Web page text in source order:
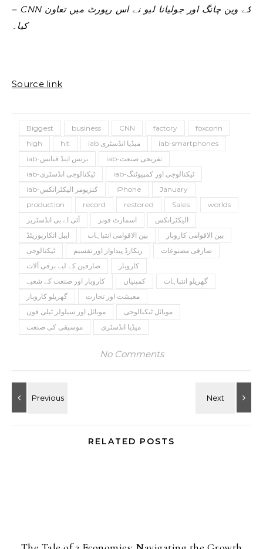
– CNN کے وین چانگ اور جولیانا لیو نے اس رپورٹ میں تعاون
کیا۔
Source link
Biggest business CNN factory
foxconn
high
hit iab میڈیا انڈسٹری
iab-smartphones
iab-بزنس اینڈ فنانس
iab-تفریحی صنعت
iab-ٹیکنالوجی انڈسٹری
iab-ٹیکنالوجی اور کمپیوٹنگ
iab-کنزیومر الیکٹرانکس
iPhone
January
production
record restored Sales
worlds
آئی اے بی انڈسٹریز
اسمارٹ فونز
الیکٹرانکس
ایپل انکارپوریٹڈ
بین الاقوامی انتباہات
بین الاقوامی کاروبار
ٹیکنالوجی
ریکارڈ پیداوار اور تقسیم
صارفی مصنوعات
صارفین کے لیے برقی آلات
کاروبار
کاروبار اور صنعت کے شعبے
کمپنیاں
گھریلو انتباہات
گھریلو کاروبار
معیشت اور تجارت
موبائل اور سیلولر ٹیلی فون
موبائل ٹیکنالوجی
موسیقی کی صنعت
میڈیا انڈسٹری
No Comments
RELATED POSTS